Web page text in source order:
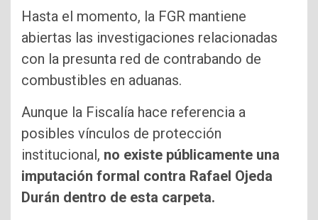
Hasta el momento, la FGR mantiene
abiertas las investigaciones relacionadas
con la presunta red de contrabando de
combustibles en aduanas.
Aunque la Fiscalía hace referencia a
posibles vínculos de protección
institucional, no existe públicamente una
imputación formal contra Rafael Ojeda
Durán dentro de esta carpeta.